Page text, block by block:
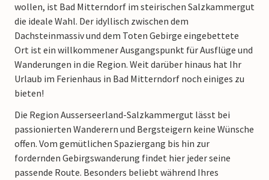
wollen, ist Bad Mitterndorf im steirischen Salzkammergut
die ideale Wahl. Der idyllisch zwischen dem
Dachsteinmassiv und dem Toten Gebirge eingebettete
Ort ist ein willkommener Ausgangspunkt für Ausflüge und
Wanderungen in die Region. Weit darüber hinaus hat Ihr
Urlaub im Ferienhaus in Bad Mitterndorf noch einiges zu
bieten!
Die Region Ausserseerland-Salzkammergut lässt bei
passionierten Wanderern und Bergsteigern keine Wünsche
offen. Vom gemütlichen Spaziergang bis hin zur
fordernden Gebirgswanderung findet hier jeder seine
passende Route. Besonders beliebt während Ihres